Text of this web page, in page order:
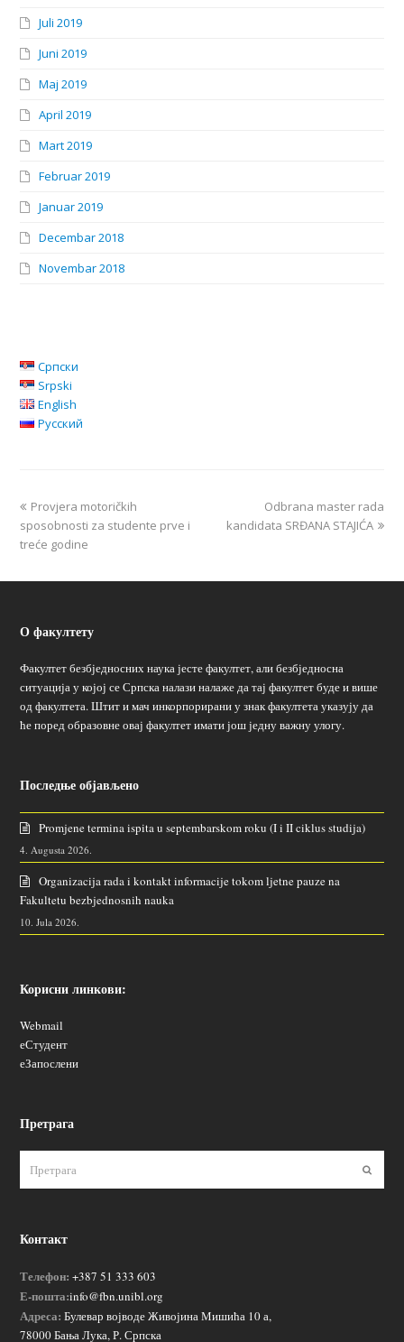
Juli 2019
Juni 2019
Maj 2019
April 2019
Mart 2019
Februar 2019
Januar 2019
Decembar 2018
Novembar 2018
Српски
Srpski
English
Русский
Provjera motoričkih
sposobnosti za studente prve i
treće godine
Odbrana master rada
kandidata SRĐANA STAJIĆA
О факултету
Факултет безбједносних наука јесте факултет, али безбједносна
ситуација у којој се Српска налази налаже да тај факултет буде и више
од факултета. Штит и мач инкорпорирани у знак факултета указују да
ће поред образовне овај факултет имати још једну важну улогу.
Последње објављено
Promjene termina ispita u septembarskom roku (I i II ciklus studija)
4. Augusta 2026.
Organizacija rada i kontakt informacije tokom ljetne pauze na
Fakultetu bezbjednosnih nauka
10. Jula 2026.
Корисни линкови:
Webmail
еСтудент
еЗапослени
Претрага
Контакт
Телефон: +387 51 333 603
Е-пошта:info@fbn.unibl.org
Адреса: Булевар војводе Живојина Мишића 10 а,
78000 Бања Лука, Р. Српска